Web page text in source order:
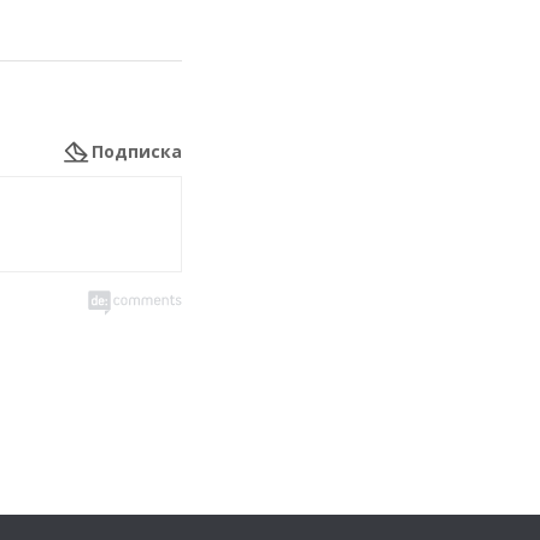
Подписка